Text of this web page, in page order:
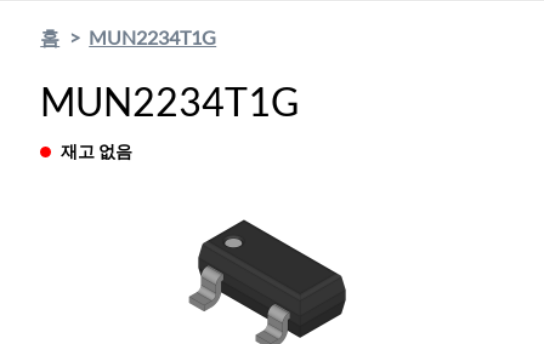
홈 MUN2234T1G
MUN2234T1G
재고 없음